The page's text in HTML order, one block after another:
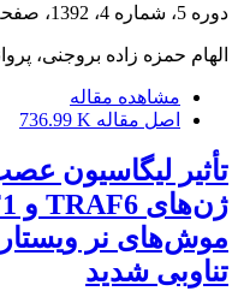
دوره 5، شماره 4، 1392، صفحه
الهام حمزه زاده بروجنی،
مشاهده مقاله
اصل مقاله 736.99 K
موش‌های نر
تناوبی شدید